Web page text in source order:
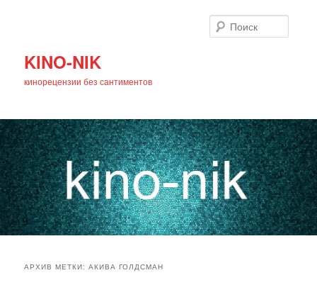
KINO-NIK
кинорецензии без сантиментов
АРХИВ МЕТКИ:АКИВА ГОЛДСМАН